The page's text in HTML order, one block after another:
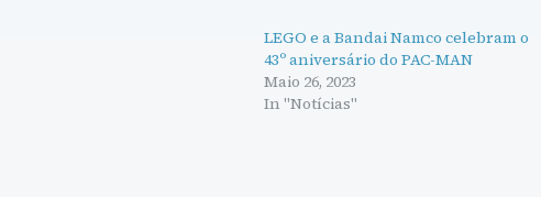
LEGO e a Bandai Namco celebram o
43º aniversário do PAC-MAN
Maio 26, 2023
In "Notícias"